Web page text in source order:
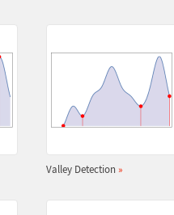
Valley Detection »